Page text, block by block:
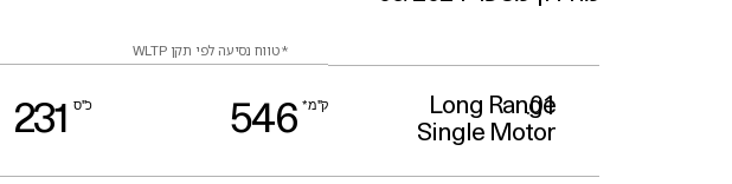
Long Range
Single Motor
*טווח נסיעה לפי תקןWLTP
546 *ק"מ 231 כ''ס